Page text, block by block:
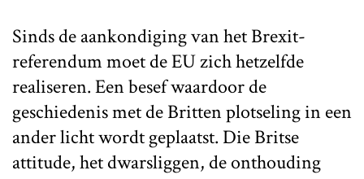
Sinds de aankondiging van het Brexit-
referendum moet de EU zich hetzelfde
realiseren. Een besef waardoor de
geschiedenis met de Britten plotseling in een
ander licht wordt geplaatst. Die Britse
attitude, het dwarsliggen, de onthouding